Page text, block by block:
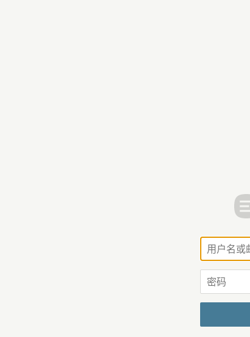
用
户
名
或
邮
箱